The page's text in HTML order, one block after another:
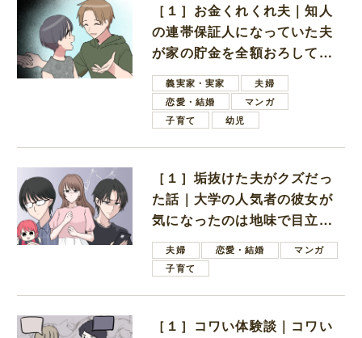
［１］お金くれくれ夫｜知人
の連帯保証人になっていた夫
が家の貯金を全額おろしてほ
しいと言ってきた
義実家・実家
夫婦
恋愛・結婚
マンガ
子育て
幼児
［１］垢抜けた夫がクズだっ
た話｜大学の人気者の彼女が
気になったのは地味で目立た
ない男子学生
夫婦 恋愛・結婚
マンガ
子育て
［１］コワい体験談｜コワい